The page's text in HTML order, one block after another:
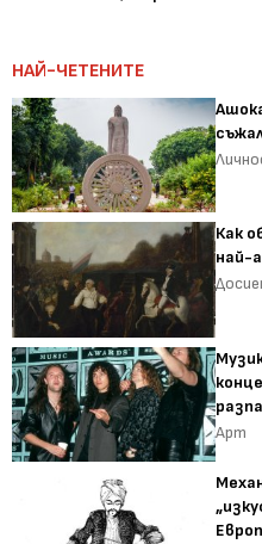
НАЙ-ЧЕТЕНИТЕ
Как
най-
Арт